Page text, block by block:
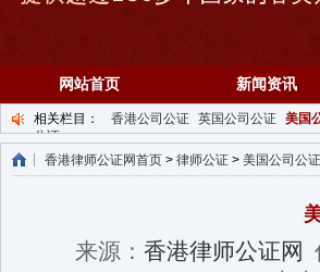
网站首页 新闻资讯
相关栏目： 香港公司公证 英国公司公证 美国
公证
香港律师公证网首页 > 律师公证 > 美国公司公证
来源： 香港律师公证网